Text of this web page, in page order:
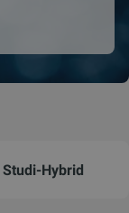
Studi-Hybrid